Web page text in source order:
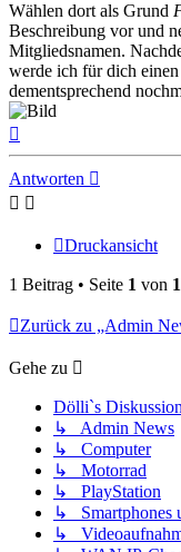
Wählen dort als Grund
Beschreibung vor und
Mitgliedsnamen.
werde ich für dich
dementsprechend
Antworten
Druckansicht
1 Beitrag • Seite 1 von 1
Zurück zu „Admin
Gehe zu
Dölli`s
↳ Admin News
↳ Computer
↳ Motorrad
↳ PlayStation
↳ Smartphones
↳